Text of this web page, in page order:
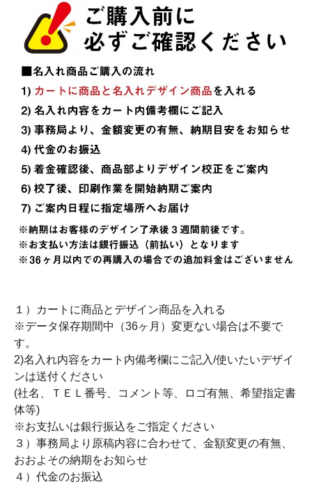
１）カートに商品とデザイン商品を入れる
※データ保存期間中（36ヶ月）変更ない場合は不要で
す。
2)名入れ内容をカート内備考欄にご記入/使いたいデザイ
ンは送付ください
(社名、ＴＥＬ番号、コメント等、ロゴ有無、希望指定書
体等)
※お支払いは銀行振込をご指定ください
３）事務局より原稿内容に合わせて、金額変更の有無、
おおよその納期をお知らせ
４）代金のお振込